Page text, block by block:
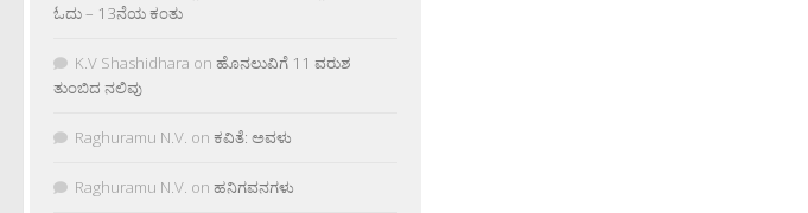
ಓದು – 13ನೆಯ ಕಂತು
K.V Shashidhara on ಹೊನಲುವಿಗೆ 11 ವರುಶ
ತುಂಬಿದ ನಲಿವು
Raghuramu N.V. on ಕವಿತೆ: ಅವಳು
Raghuramu N.V. on ಹನಿಗವನಗಳು